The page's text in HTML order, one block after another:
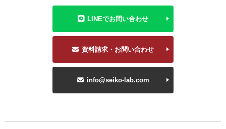
LINEでお問い合わせ
資料請求・お問い合わせ
info@seiko-lab.com